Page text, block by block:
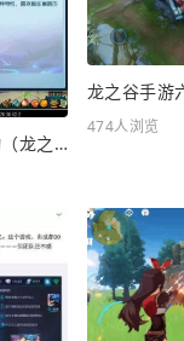
龙之谷手游柯基犬活动（龙之谷KFC联动）
474人浏览